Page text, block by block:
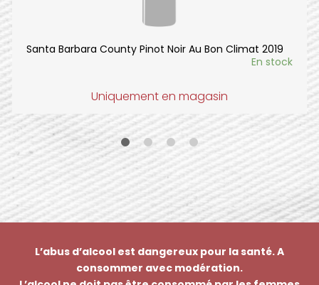
Santa Barbara County Pinot Noir Au Bon Climat 2019
En stock
Uniquement en magasin
L’abus d’alcool est dangereux pour la santé. A
consommer avec modération.